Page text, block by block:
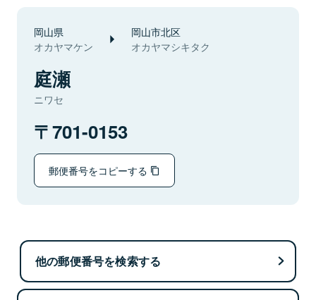
岡山県
オカヤマケン
岡山市北区
オカヤマシキタク
庭瀬
ニワセ
701-0153
郵便番号をコピーする
他の郵便番号を検索する